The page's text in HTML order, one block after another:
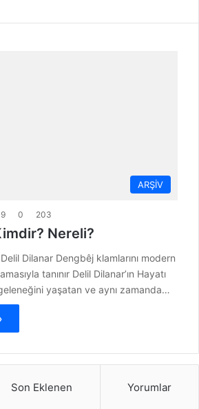
ARŞİV
0 203
Nereli?
Dilanar Dengbêj klamlarını modern
tanınır Delil Dilanar’ın Hayatı
yaşatan ve aynı zamanda…
Son Eklenen Yorumlar